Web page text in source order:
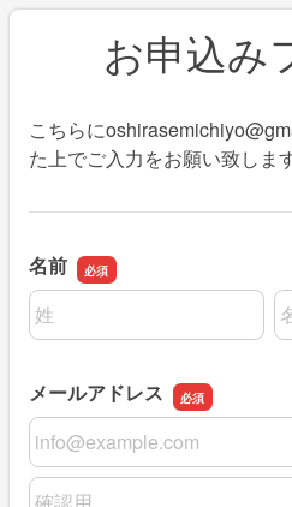
お申込み
こちらに
た上でご入力をお願い致します
名前
名前の姓
メールアドレス
メールアドレス
メールアドレスの確認用